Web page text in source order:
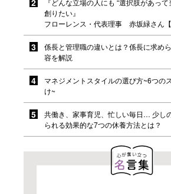
『どんな立場の人にも “選択肢があっ
創りたい』
フローレンス・代表理事 赤坂緑さん【
係長と管理職の違いとは？係長に求め
容を解説
マネジメントスタイルの選び方~6つの
け~
共働き、家事育児、忙しい毎日… 少し
られる効果的な7つの休養方法とは？